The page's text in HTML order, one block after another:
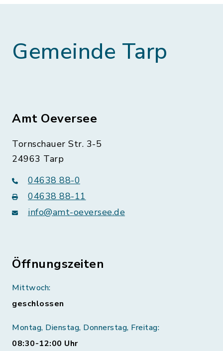
Gemeinde Tarp
Amt Oeversee
Tornschauer Str. 3-5
24963 Tarp
04638 88-0
04638 88-11
info@amt-oeversee.de
Öffnungszeiten
Mittwoch:
geschlossen
Montag, Dienstag, Donnerstag, Freitag:
08:30-12:00 Uhr